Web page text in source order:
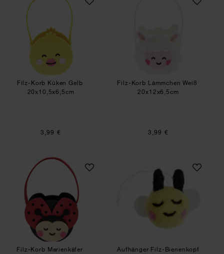
Filz-Korb Küken Gelb
20x10,5x6,5cm
3,99 €
Filz-Korb Lämmchen Weiß
20x12x6,5cm
3,99 €
Filz-Korb Marienkäfer
Filz-Korb Marienkäfer
Aufhänger Filz-
Aufhänger Filz-Bienenkopf